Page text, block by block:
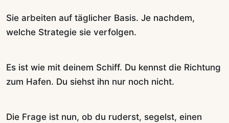
Sie arbeiten auf täglicher Basis. Je nachdem,
welche Strategie sie verfolgen.
Es ist wie mit deinem Schiff. Du kennst die Richtung
zum Hafen. Du siehst ihn nur noch nicht.
Die Frage ist nun, ob du ruderst, segelst, einen